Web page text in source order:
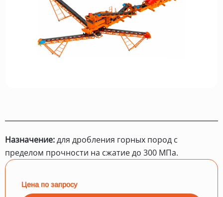
Назначение:для дробления горных пород с
пределом прочности на сжатие до 300 МПа.
Цена по запросу